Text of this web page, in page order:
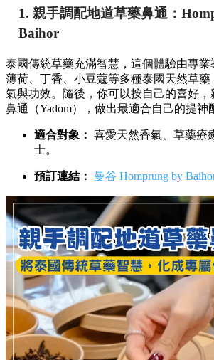
1. 親手調配地道草藥鼻通：
Baihor
泰國傳統草藥充滿智慧，這個體驗由專
薄荷、丁香、小豆蔻等多種泰國天然草
氣與功效。隨後，你可以按自己的喜好
鼻通（Yadom），做出最適合自己的提神
適合對象： 喜愛天然香氣、草藥療
士。
預訂連結： 曼谷 Homprung by